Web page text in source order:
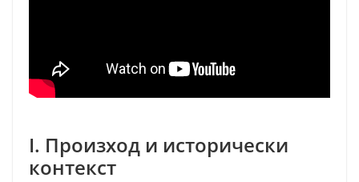
I. Произход и исторически
контекст